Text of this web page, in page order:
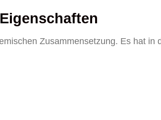
Zusammensetzung. Es hat in